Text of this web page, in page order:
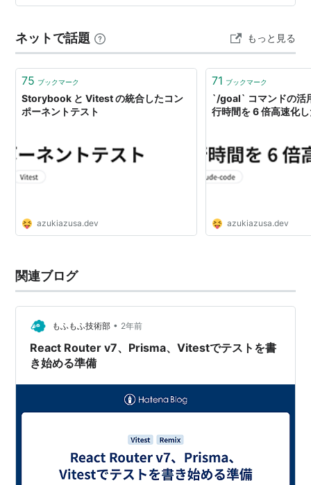
ンがどのように機能すべきか」といった振る舞いのパタ
仕様を品質保証（QA）工程にのみ依存するのではなく、
開発の初期段階から自動化されたユニットテストで担保
し、CI上で高速かつ頻繁に実…
ネットで話題 もっと見る
75 ブックマーク
Storybook と Vitest の統合したコン
ポーネントテスト
azukiazusa.dev
71 ブックマーク
`/goal` コマンドの活
行時間を 6 倍高速化
azukiazusa.dev
関連ブログ
もふもふ技術部 • 2年前
React Router v7、Prisma、Vitestでテストを書
き始める準備